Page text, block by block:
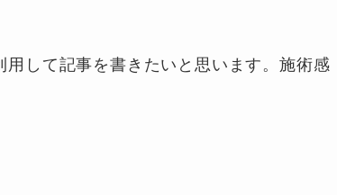
して記事を書きたいと思います。施術感